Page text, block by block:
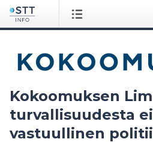
Kokoomuksen
turvallisuudesta
vastuullinen